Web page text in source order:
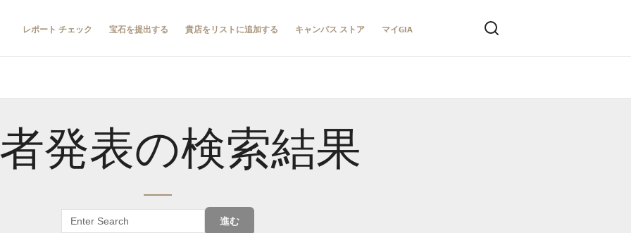
レポート チェック 宝石を提出する 貴店をリストに追加する キャンパス ストア マイGIA
発表の検索結果
進む